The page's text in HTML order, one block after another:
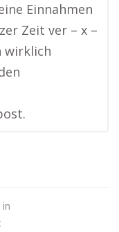
Einnahmen
Zeit ver – x –
wirklich